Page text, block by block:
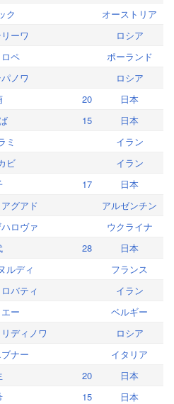
ク
オーストリア
ーワ
ロシア
ペ
ポーランド
ノワ
ロシア
20
日本
15
日本
ミ
イラン
ビ
イラン
17
日本
グアド
アルゼンチン
ロヴァ
ウクライナ
28
日本
ルディ
フランス
バティ
イラン
ー
ベルギー
ディノワ
ロシア
ナー
イタリア
20
日本
15
日本